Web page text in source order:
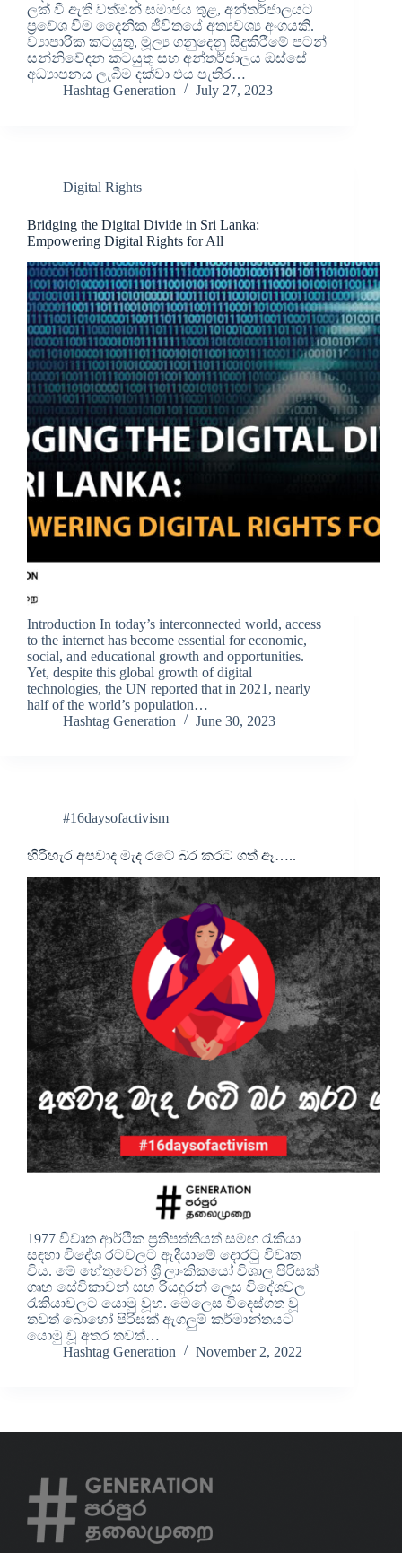
ලක් වී ඇති වත්මන් සමාජය තුළ, අන්තර්ජාලයට
ප්‍රවේශ වීම දෛනික ජීවිතයේ අත්‍යවශ්‍ය අංගයකි.
ව්‍යාපාරික කටයුතු, මූල්‍ය ගනුදෙනු සිදුකිරීමේ පටන්
සන්නිවේදන කටයුතු සහ අන්තර්ජාලය ඔස්සේ
අධ්‍යාපනය ලැබීම දක්වා එය පැතිර…
Hashtag Generation
July 27, 2023
Digital Rights
Bridging the Digital Divide in Sri Lanka:
Empowering Digital Rights for All
Introduction In today’s interconnected world, access
to the internet has become essential for economic,
social, and educational growth and opportunities.
Yet, despite this global growth of digital
technologies, the UN reported that in 2021, nearly
half of the world’s population…
Hashtag Generation
June 30, 2023
#16daysofactivism
හිරිහැර අපවාද මැද රටේ බර කරට ගත් ඈ…..
1977 විවෘත ආර්ථීක ප්‍රතිපත්තියත් සමඟ රැකියා
සඳහා විදේශ රටවලට ඇදීයාමේ දොරටු විවෘත
විය. මේ හේතුවෙන් ශ්‍රී ලාංකිකයෝ විශාල පිරිසක්
ගෘහ සේවිකාවන් සහ රියදුරන් ලෙස විදේශවල
රැකියාවලට යොමු වූහ. මෙලෙස විදෙස්ගත වූ
තවත් බොහෝ පිරිසක් ඇගලුම් කර්මාන්තයට
යොමු වූ අතර තවත්…
Hashtag Generation
November 2, 2022